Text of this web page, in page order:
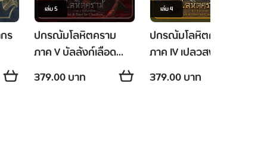
ร
เล่ม5
ปกรณัมโลหิตคราม
ภาค V บัลลังก์เลือด
(จบ)
379.00 บาท
เล่ม4
ปกรณัมโลหิตคราม
ภาค IV เปลวสงคราม
379.00 บาท